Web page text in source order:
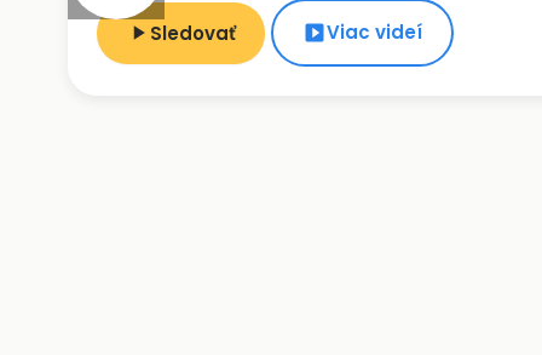
Sledovať Viac videí